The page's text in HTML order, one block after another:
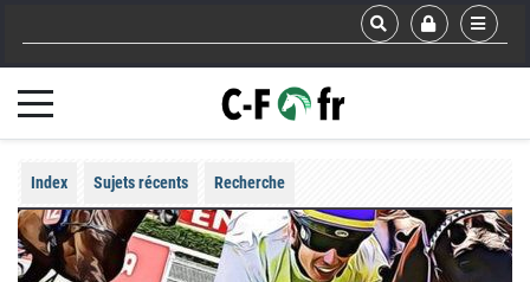
Index Sujets récents Recherche